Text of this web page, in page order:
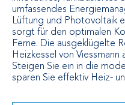
umfassendes
Lüftung und Photovoltaik
sorgt für den optimalen
Ferne. Die ausgeklügelte
Heizkessel von
Steigen Sie ein in die
sparen Sie effektiv Heiz-